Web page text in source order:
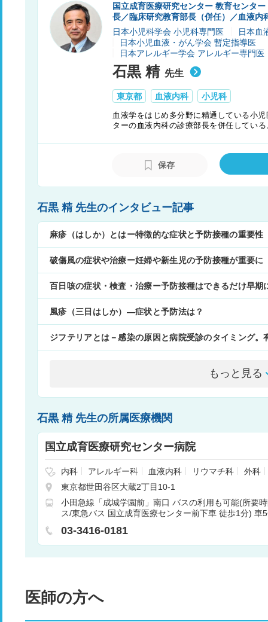
国立成育医療研究センター 教育センタ
長／臨床研究教育部長（併任）／血液内
日本小児科学会 小児科専門医
日本血
日本小児血液・がん学会 暫定指導医
日本アレルギー学会 アレルギー専門医
石黒 精 先生
東京都 血液内科 小児科
血液学をはじめ多分野に精通している小
ターの血液内科の診療部長を併任してい
る。
保存
石黒 精 先生のインタビュー記事
麻疹（はしか）とはー特徴的な症状と予防接種の重要性
破傷風の症状や治療ー妊婦や新生児の予防接種が重要に
百日咳の症状・検査・治療ー予防接種はできるだけ早期
風疹（三日はしか）―症状と予防法は？
ジフテリアとは－感染の原因と病院受診のタイミング。
もっと見る
石黒 精 先生の所属医療機関
国立成育医療研究センター病院
内科 アレルギー科 血液内科 リウマチ科
外科
神経内科
脳神経外科 腎臓内科
整形外科
形成外科 皮膚科
科
リハビリテーション科 放射線科 歯科
矯正
酔科
呼吸器内科 循環器内科 消化器内科 免疫
東京都世田谷区大蔵2丁目10-1
小田急線「成城学園前」南口 バスの利用も可能(所要
ス/東急バス 国立成育医療センター前下車 徒歩1分) 車
03-3416-0181
医師の方へ